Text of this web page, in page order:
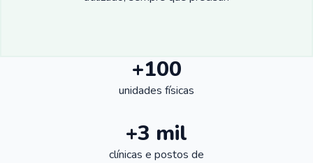
+100
unidades físicas
+3 mil
clínicas e postos de